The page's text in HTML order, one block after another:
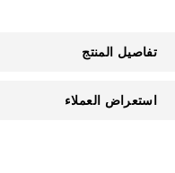
تفاصيل المنتج
استعراض العملاء